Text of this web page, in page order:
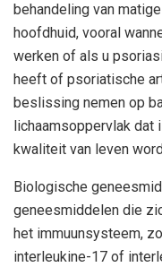
behandeling van
hoofdhuid, vooral
werken of als u
heeft of psoriatische
beslissing nemen op
lichaamsoppervlak dat
kwaliteit van leven
Biologische
geneesmiddelen die
het immuunsysteem,
interleukine-17 of